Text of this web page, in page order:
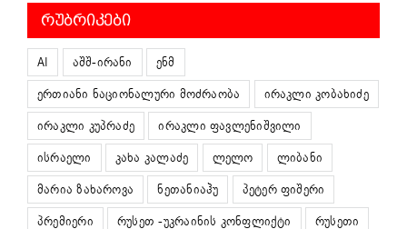
ᲠᲣᲑᲠᲘᲙᲔᲑᲘ
AI აშშ-ირანი
ენმ
ერთიანი ნაციონალური მოძრაობა
ირაკლი კობახიძე
ირაკლი კუპრაძე
ირაკლი ფავლენიშვილი
ისრაელი
კახა კალაძე ლელო
ლიბანი
მარია ზახაროვა
ნეთანიაჰუ
პეტერ ფიშერი
პრემიერი
რუსეთ -უკრაინის კონფლიქტი
რუსეთი